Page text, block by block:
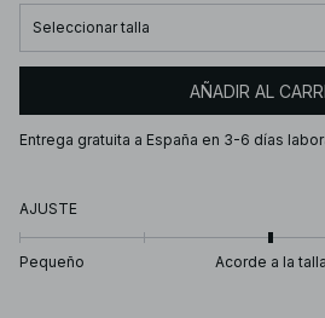
Seleccionar talla
AÑADIR AL
Entrega gratuita a España en 3-6 días
AJUSTE
Pequeño Acorde a la talla